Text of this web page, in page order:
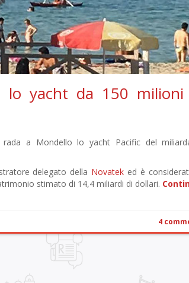
lo yacht da 150 milioni
a Mondello lo yacht Pacific del
delegato della Novatek ed è
stimato di 14,4 miliardi di dollari.
4